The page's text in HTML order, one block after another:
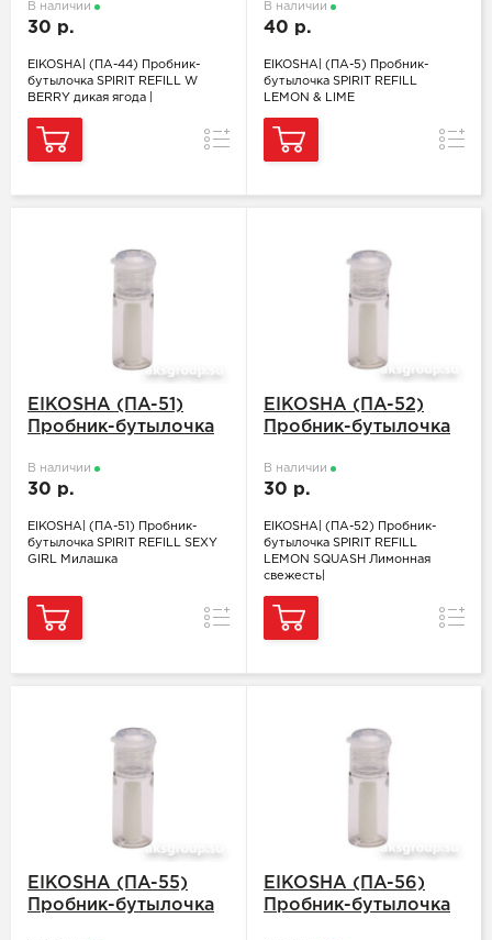
BERRY дикая ягода
В наличии
30 р.
EIKOSHA| (ПA-44) Пробник-
бутылочка SPIRIT REFILL W
BERRY дикая ягода |
Сравнение
LEMON & LIME
В наличии
40 р.
EIKOSHA| (ПA-5) Пробник-
бутылочка SPIRIT REFILL
LEMON & LIME
EIKOSHA (ПA-51)
Пробник-бутылочка
GIRL Милашка
В наличии
30 р.
EIKOSHA| (ПA-51) Пробник-
бутылочка SPIRIT REFILL SEXY
GIRL Милашка
Сравнение
EIKOSHA (ПA-52)
Пробник-бутылочка
LEMON SQUASH
Лимонная свежесть
В наличии
30 р.
EIKOSHA| (ПA-52) Пробник-
бутылочка SPIRIT REFILL
LEMON SQUASH Лимонная
свежесть|
EIKOSHA (ПA-55)
Пробник-бутылочка
EIKOSHA (ПA-56)
Пробник-бутылочка